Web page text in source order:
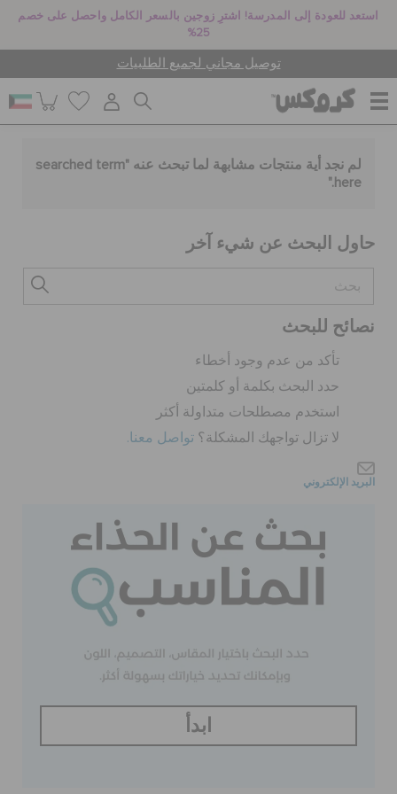
استعد للعودة إلى المدرسة! اشترِ زوجين بالسعر الكامل واحصل على خصم
25%
توصيل مجاني لجميع الطلبيات
للنساء
أطفال
كروكس لمكان العمل
تنزيلات
تسجيل الدخول / اشتراك
قائمة الامنيات
تحديد موقع المتجر
لم نجد أية منتجات مشابهة لما تبحث عنه "searched term
here
."
حاول البحث عن شيء آخر
نصائح للبحث
تأكد من عدم وجود أخطاء
حدد البحث بكلمة أو كلمتين
استخدم مصطلحات متداولة أكثر
لا تزال تواجهك المشكلة؟ تواصل معنا.
البريد الإلكتروني
ابدأ